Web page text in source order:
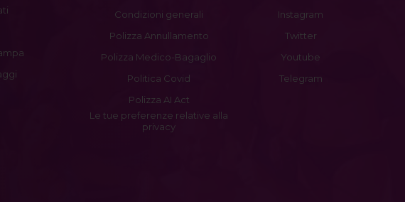
Condizioni generali
Polizza Annullamento
Polizza Medico-Bagaglio
Politica Covid
Polizza AI Act
Le tue preferenze relative alla
privacy
Instagram
Twitter
Youtube
Telegram